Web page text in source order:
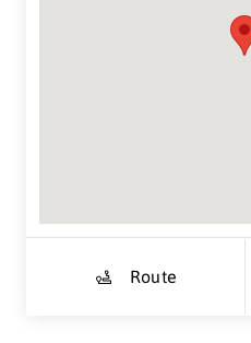
Route